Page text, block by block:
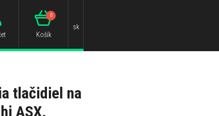
Košík
0
sk
tlačidiel na
ASX,